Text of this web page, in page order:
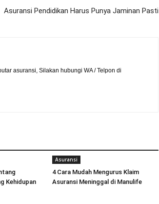
Asuransi Pendidikan Harus Punya Jaminan Pasti
asuransi, Silakan hubungi WA / Telpon di
Kehidupan
Asuransi
4 Cara Mudah Mengurus Klaim
Asuransi Meninggal di Manulife